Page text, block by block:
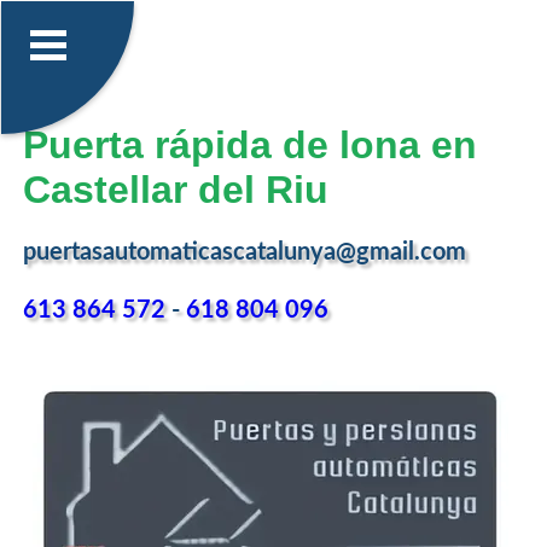
Puerta rápida de lona en
Castellar del Riu
puertasautomaticascatalunya@gmail.com
613 864 572-618 804 096